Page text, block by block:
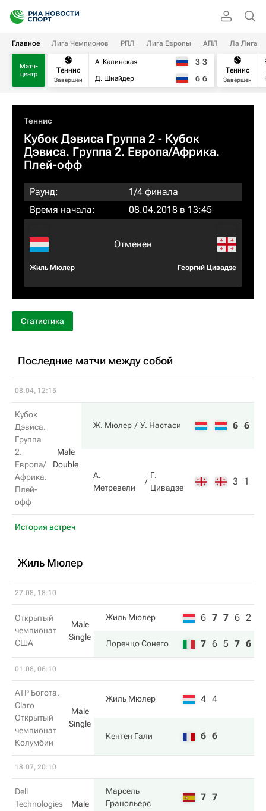
Главное Лига Чемпионов РПЛ Лига Европы АПЛ Ла Лига
Матч-
центр
Теннис
Завершен
А. Калинская
Д. Шнайдер
3 3
6 6
Теннис
Завершен
Теннис
Кубок Дэвиса Группа 2 - Кубок
Дэвиса. Группа 2. Европа/Африка.
Плей-офф
Раунд:
1/4 финала
Время начала:
08.04.2018 в 13:45
Жиль Мюлер
Отменен
Георгий Цивадзе
Статистика
Последние матчи между собой
08.04, 12:15
Кубок
Дэвиса.
Группа
2.
Европа/
Африка.
Плей-
офф
Male
Double
Ж. Мюлер У. Настаси 6 6
А.
Метревели
Г.
Цивадзе
3 1
История встреч
Жиль Мюлер
27.08, 18:10
Открытый
чемпионат
США
Male
Single
Жиль Мюлер 6 7 7 6 2
Лоренцо Сонего 7 6 5 7 6
01.08, 06:10
ATP Богота.
Claro
Открытый
чемпионат
Колумбии
Male
Single
Жиль Мюлер 4 4
Кентен Гали 6 6
18.07, 20:10
Dell
Technologies
Male
Марсель
Гранольерс
7 7